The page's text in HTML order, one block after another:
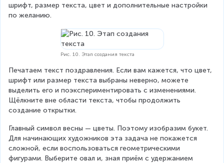
шрифт, размер текста, цвет и дополнительные настройки
по желанию.
Рис. 10. Этап создания текста
Печатаем текст поздравления. Если вам кажется, что цвет,
шрифт или размер текста выбраны неверно, можете
выделить его и поэкспериментировать с изменениями.
Щёлкните вне области текста, чтобы продолжить
создание открытки.
Главный символ весны — цветы. Поэтому изобразим букет.
Для начинающих художников эта задача не покажется
сложной, если воспользоваться геометрическими
фигурами. Выберите овал и, зная приём с удержанием